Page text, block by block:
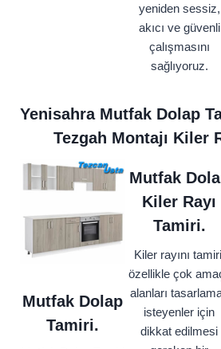
yeniden sessiz,
akıcı ve güvenli
çalışmasını
sağlıyoruz.
Yenisahra Mutfak Dolap
Tezgah Montajı Kiler
Mutfak Dolap
Tamiri.
Mutfak
Kiler Rayı
Tamiri.
Kiler rayını
özellikle çok
alanları
isteyenler için
dikkat edilmesi